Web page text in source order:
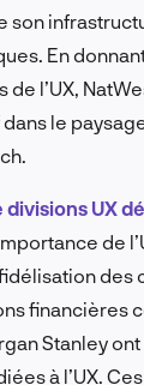
son
En
l’UX,
le
divisions UX
de
des
financières
Stanley
à l’UX.